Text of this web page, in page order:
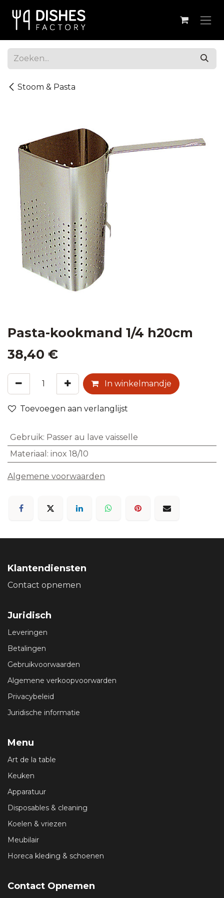
Stoom & Pasta
Pasta-kookmand 1/4 h20cm
38,40 €
In winkelmandje
Toevoegen aan verlanglijst
Gebruik: Passer au lave vaisselle
Materiaal : inox 18/10
Algemene voorwaarden
Klantendiensten
Contact opnemen
Juridisch
Leveringen
Betalingen
Gebruikvoorwaarden
Algemene verkoopvoorwarden
Privacybeleid
Juridische informatie
Menu
Art de la table
Keuken
Apparatuur
Disposables & cleaning
Koelen & vriezen
Meubilair
Horeca kleding & schoenen
Contact Opnemen